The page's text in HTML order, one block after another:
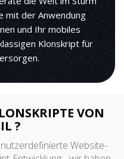
mit der Anwendung
und Ihr mobiles
Klonskript für
VON
?
Website-